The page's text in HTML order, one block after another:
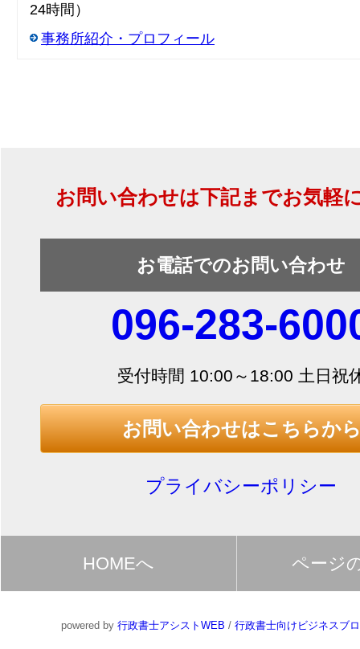
24時間）
事務所紹介・プロフィール
お問い合わせは下記までお気軽
お電話でのお問い合わせ
096-283-
受付時間 10:00～18:00 土日祝
お問い合わせはこちらか
プライバシーポリシー
HOMEへ ページ
powered by 行政書士アシストWEB / 行政書士向けビジネスブ